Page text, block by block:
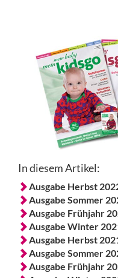
In diesem Artikel:
Ausgabe Herbst
Ausgabe Sommer
Ausgabe Frühjahr
Ausgabe Winter
Ausgabe Herbst
Ausgabe Sommer
Ausgabe Frühjahr